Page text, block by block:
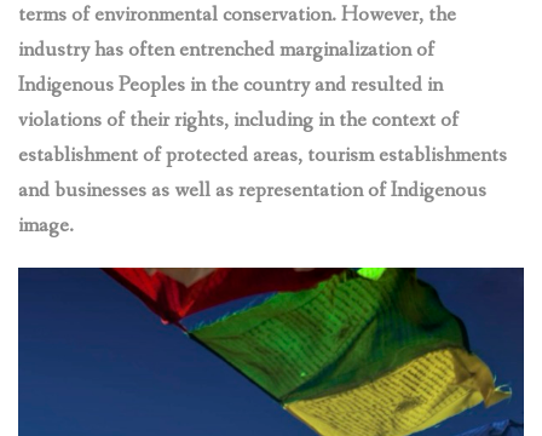
terms of environmental conservation. However, the
industry has often entrenched marginalization of
Indigenous Peoples in the country and resulted in
violations of their rights, including in the context of
establishment of protected areas, tourism establishments
and businesses as well as representation of Indigenous
image.